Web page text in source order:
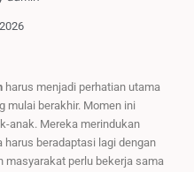
harus menjadi perhatian utama
mulai berakhir. Momen ini
anak. Mereka merindukan
beradaptasi lagi dengan
masyarakat perlu bekerja sama